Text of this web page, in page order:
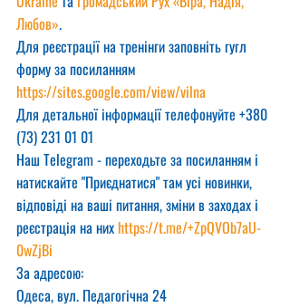
Любов».
Для реєстрації на тренінги заповніть гугл
форму за посиланням
https://sites.google.com/view/vilna
Для детальної інформації телефонуйте +380
(73) 231 01 01
Наш Telegram - переходьте за посиланням і
натискайте "Приєднатися" там усі новинки,
відповіді на ваші питання, зміни в заходах і
реєстрація на них https://t.me/+ZpQVOb7aU-
0wZjBi
За адресою:
Одеса, вул. Педагогічна 24